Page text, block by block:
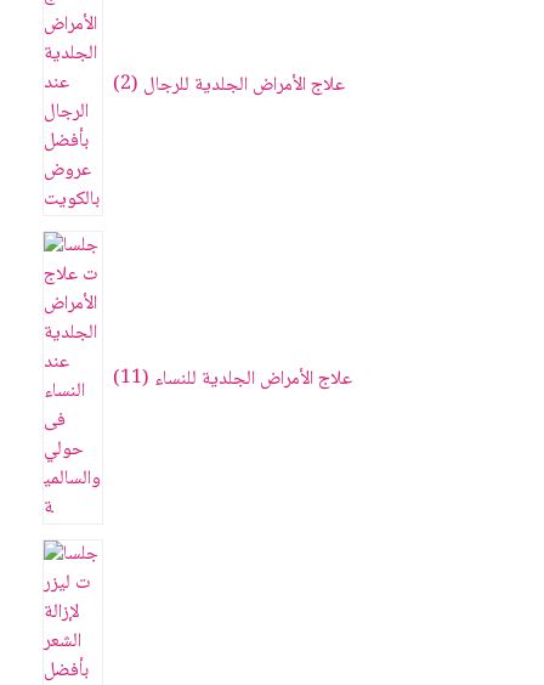
علاج الأمراض الجلدية للرجال 2
علاج الأمراض الجلدية للنساء 11